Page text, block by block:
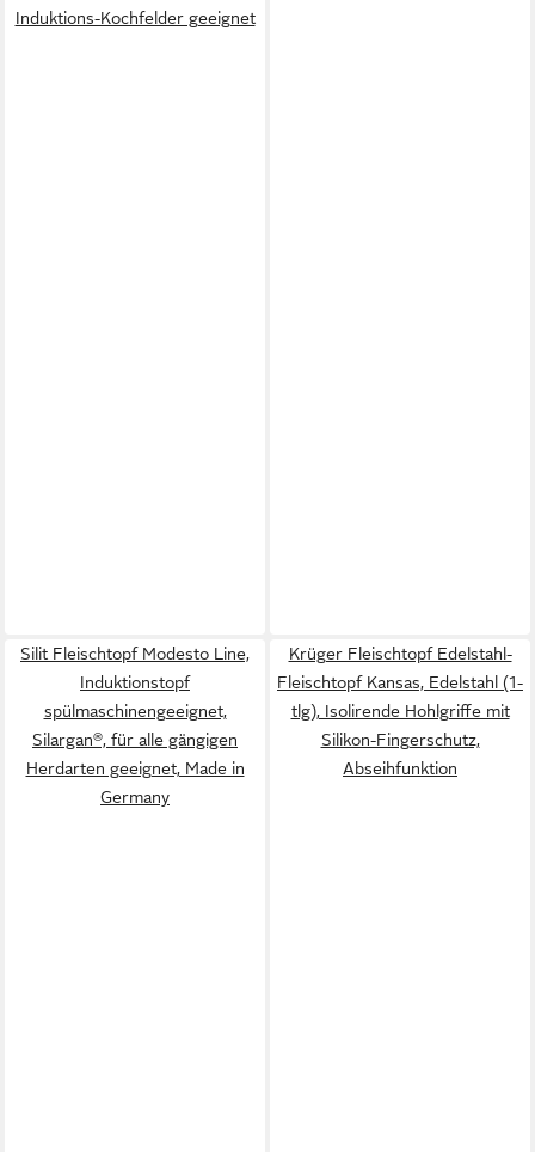
Induktions-Kochfelder geeignet
Silit Fleischtopf Modesto Line,
Induktionstopf
spülmaschinengeeignet,
Silargan®, für alle gängigen
Herdarten geeignet, Made in
Germany
Krüger Fleischtopf Edelstahl-
Fleischtopf Kansas, Edelstahl (1-
tlg), Isolirende Hohlgriffe mit
Silikon-Fingerschutz,
Abseihfunktion